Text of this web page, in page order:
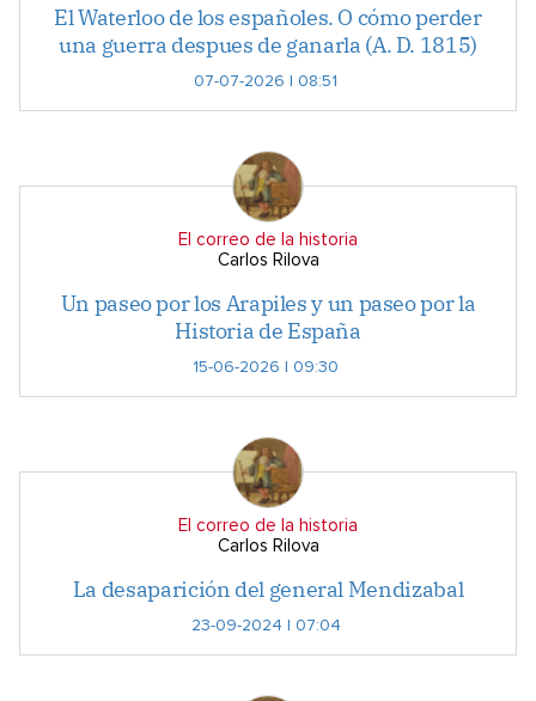
El Waterloo de los españoles. O cómo perder
una guerra despues de ganarla (A. D. 1815)
07-07-2026 | 08:51
El correo de la historia
Carlos Rilova
Un paseo por los Arapiles y un paseo por la
Historia de España
15-06-2026 | 09:30
El correo de la historia
Carlos Rilova
La desaparición del general Mendizabal
23-09-2024 | 07:04